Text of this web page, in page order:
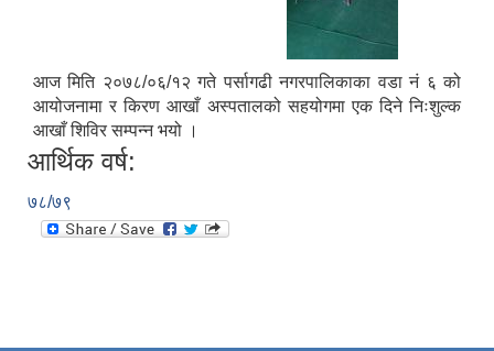
आज मिति २०७८/०६/१२ गते पर्सागढी नगरपालिकाका वडा नं ६ को
आयोजनामा र किरण आखाँ अस्पतालको सहयोगमा एक दिने निःशुल्क
आखाँ शिविर सम्पन्न भयो ।
आर्थिक वर्ष:
७८/७९